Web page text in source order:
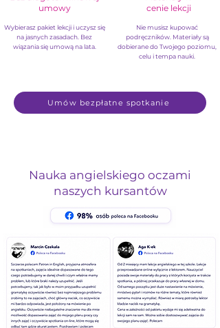
umowy
Wybierasz pakiet lekcji i uczysz się
na jasnych zasadach. Bez
wiązania się umową na lata.
cenie lekcji
Nie musisz kupować
podręczników. Materiały są
dobierane do Twojego poziomu,
celu i tempa nauki.
Umów bezpłatne spotkanie
Nauka angielskiego oczami
naszych kursantów